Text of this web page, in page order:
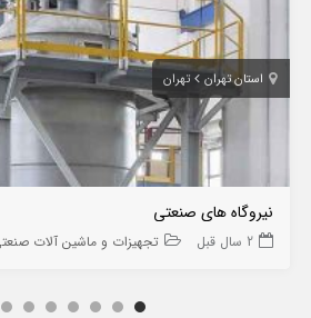
استان تهران تهران
نیروگاه های صنعتی
2 سال قبل تجهیزات و ماشین آلات